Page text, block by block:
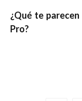
¿Qué te
Pro?